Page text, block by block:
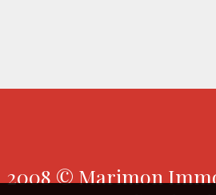
2008 © Marimon